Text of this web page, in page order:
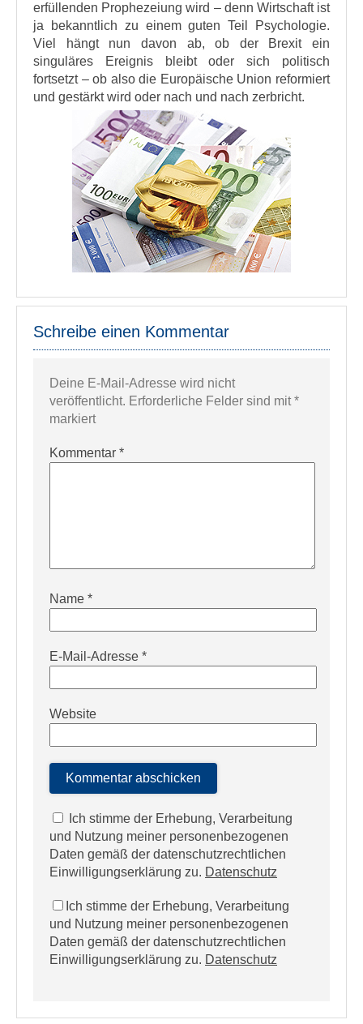
erfüllenden Prophezeiung wird – denn Wirtschaft ist
ja bekanntlich zu einem guten Teil Psychologie.
Viel hängt nun davon ab, ob der Brexit ein
singuläres Ereignis bleibt oder sich politisch
fortsetzt – ob also die Europäische Union reformiert
und gestärkt wird oder nach und nach zerbricht.
Schreibe einen Kommentar
Deine E-Mail-Adresse wird nicht
veröffentlicht. Erforderliche Felder sind mit*
markiert
Kommentar *
Name *
E-Mail-Adresse *
Website
Ich stimme der Erhebung, Verarbeitung
und Nutzung meiner personenbezogenen
Daten gemäß der datenschutzrechtlichen
Einwilligungserklärung zu. Datenschutz
Ich stimme der Erhebung, Verarbeitung
und Nutzung meiner personenbezogenen
Daten gemäß der datenschutzrechtlichen
Einwilligungserklärung zu. Datenschutz